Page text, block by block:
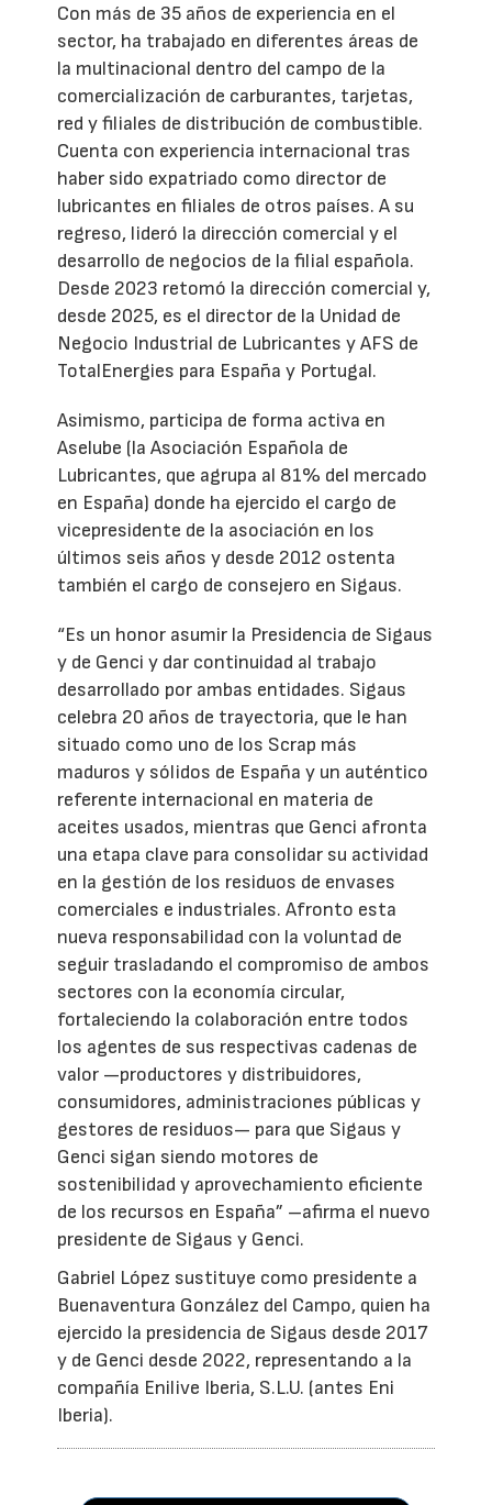
Con más de 35 años de experiencia en el
sector, ha trabajado en diferentes áreas de
la multinacional dentro del campo de la
comercialización de carburantes, tarjetas,
red y filiales de distribución de combustible.
Cuenta con experiencia internacional tras
haber sido expatriado como director de
lubricantes en filiales de otros países. A su
regreso, lideró la dirección comercial y el
desarrollo de negocios de la filial española.
Desde 2023 retomó la dirección comercial y,
desde 2025, es el director de la Unidad de
Negocio Industrial de Lubricantes y AFS de
TotalEnergies para España y Portugal.
Asimismo, participa de forma activa en
Aselube (la Asociación Española de
Lubricantes, que agrupa al 81% del mercado
en España) donde ha ejercido el cargo de
vicepresidente de la asociación en los
últimos seis años y desde 2012 ostenta
también el cargo de consejero en Sigaus.
“Es un honor asumir la Presidencia de Sigaus
y de Genci y dar continuidad al trabajo
desarrollado por ambas entidades. Sigaus
celebra 20 años de trayectoria, que le han
situado como uno de los Scrap más
maduros y sólidos de España y un auténtico
referente internacional en materia de
aceites usados, mientras que Genci afronta
una etapa clave para consolidar su actividad
en la gestión de los residuos de envases
comerciales e industriales. Afronto esta
nueva responsabilidad con la voluntad de
seguir trasladando el compromiso de ambos
sectores con la economía circular,
fortaleciendo la colaboración entre todos
los agentes de sus respectivas cadenas de
valor —productores y distribuidores,
consumidores, administraciones públicas y
gestores de residuos— para que Sigaus y
Genci sigan siendo motores de
sostenibilidad y aprovechamiento eficiente
de los recursos en España” –afirma el nuevo
presidente de Sigaus y Genci.
Gabriel López sustituye como presidente a
Buenaventura González del Campo, quien ha
ejercido la presidencia de Sigaus desde 2017
y de Genci desde 2022, representando a la
compañía Enilive Iberia, S.L.U. (antes Eni
Iberia).